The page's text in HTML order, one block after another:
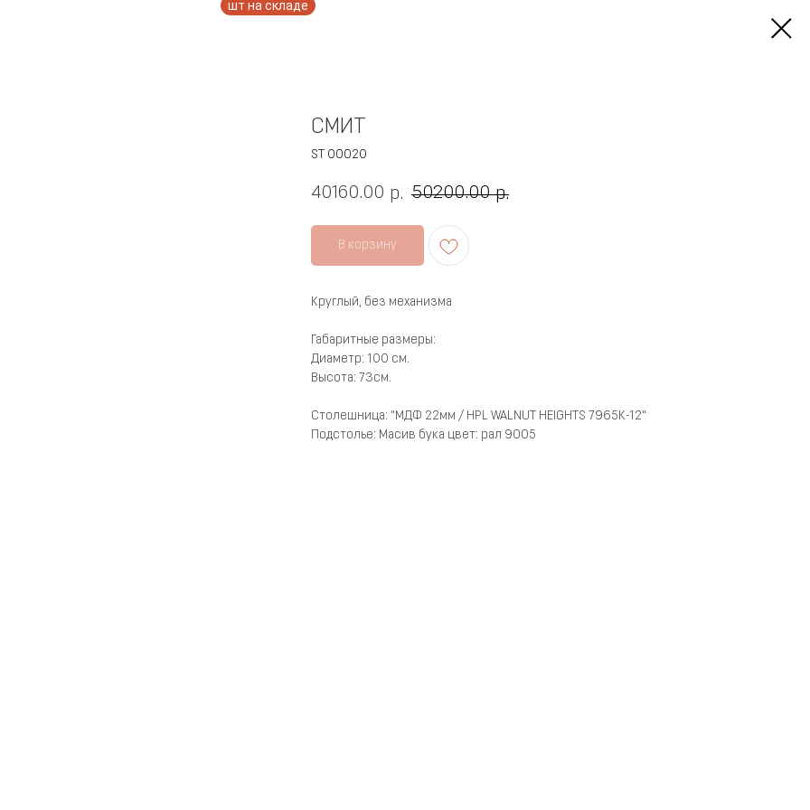
СМИТ
ST 00020
40160.00 р. 50200.00 р.
В корзину
Круглый, без механизма
Габаритные размеры:
Диаметр: 100 см.
Высота: 73см.
Столешница: "МДФ 22мм / HPL WALNUT HEIGHTS 7965К-12"
Подстолье: Масив бука цвет: рал 9005